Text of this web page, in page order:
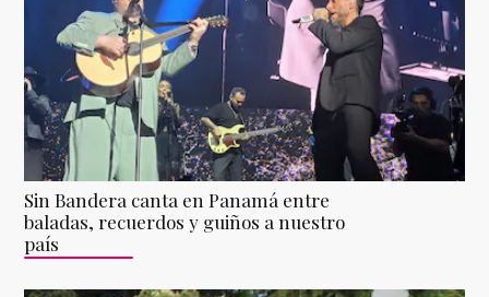
Sin Bandera canta en Panamá entre
baladas, recuerdos y guiños a nuestro
país